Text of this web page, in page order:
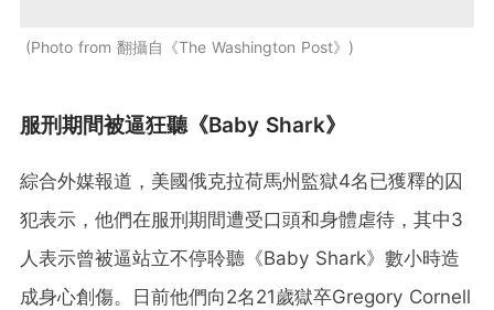
Photo from 翻攝自《The Washington Post》
服刑期間被逼狂聽《Baby Shark》
綜合外媒報道，美國俄克拉荷馬州監獄4名已獲釋的囚
犯表示，他們在服刑期間遭受口頭和身體虐待，其中3
人表示曾被逼站立不停聆聽《Baby Shark》數小時造
成身心創傷。日前他們向2名21歲獄卒Gregory Cornell